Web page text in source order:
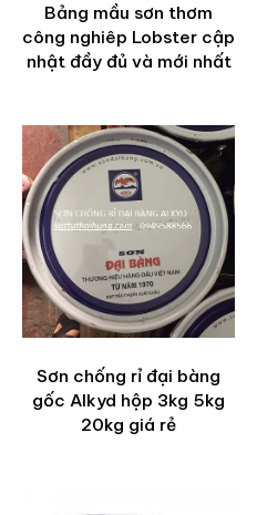
Bảng mầu sơn thơm
công nghiêp Lobster cập
nhật đầy đủ và mới nhất
Sơn chống rỉ đại bàng
gốc Alkyd hộp 3kg 5kg
20kg giá rẻ